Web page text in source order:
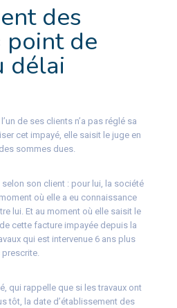
des
de
délai
de ses clients n’a pas réglé sa
cet impayé, elle saisit le juge en
sommes dues.
son client : pour lui, la société
où elle a eu connaissance
lui. Et au moment où elle saisit le
cette facture impayée depuis la
qui est intervenue 6 ans plus
qui rappelle que si les travaux ont
tôt, la date d’établissement des